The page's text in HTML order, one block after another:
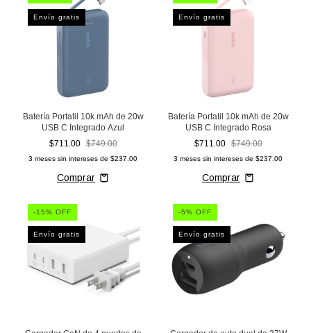
Envío gratis
Batería Portatil 10k mAh de 20w
USB C Integrado Azul
$711.00 $749.00
3 meses sin intereses de $237.00
Envío gratis
Batería Portatil 10k mAh de 20w
USB C Integrado Rosa
$711.00 $749.00
3 meses sin intereses de $237.00
-15% OFF
Envío gratis
-5% OFF
Envío gratis